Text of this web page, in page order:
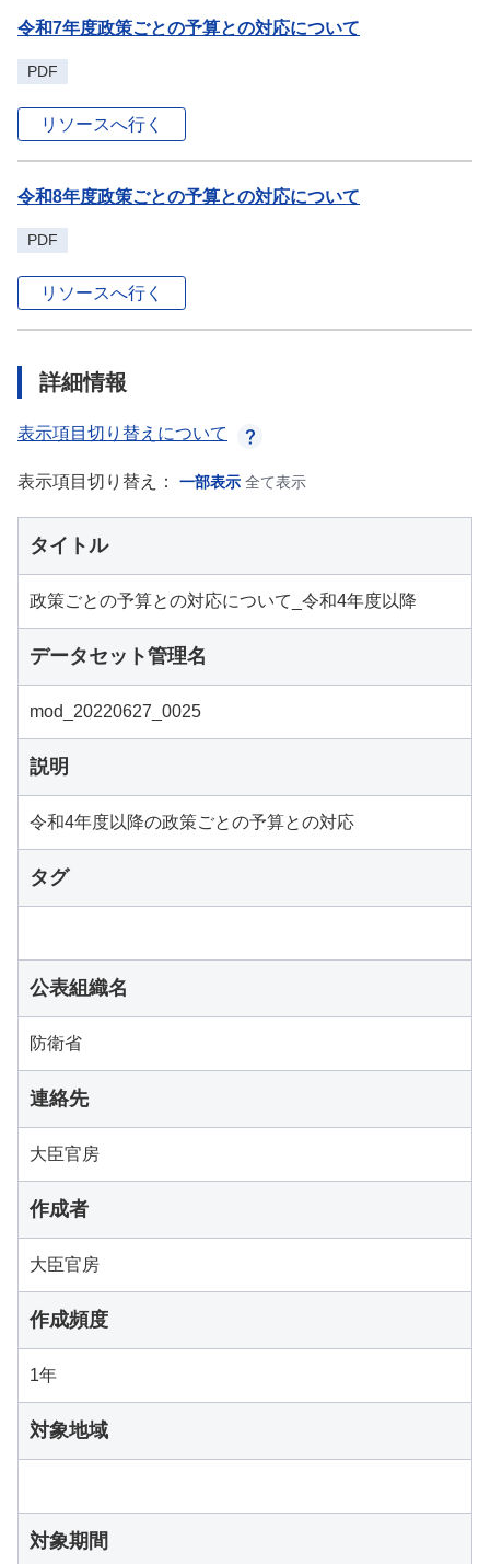
令和7年度政策ごとの予算との対応について
PDF
リソースへ行く
令和8年度政策ごとの予算との対応について
PDF
リソースへ行く
詳細情報
表示項目切り替えについて
表示項目切り替え： 一部表示 全て表示
タイトル
政策ごとの予算との対応について_令和4年度以降
データセット管理名
mod_20220627_0025
説明
令和4年度以降の政策ごとの予算との対応
タグ
公表組織名
防衛省
連絡先
大臣官房
作成者
大臣官房
作成頻度
1年
対象地域
対象期間